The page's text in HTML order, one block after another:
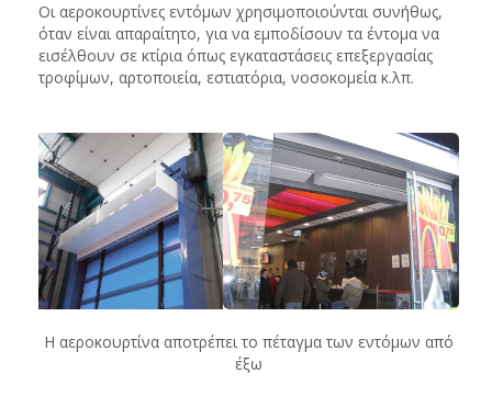
Οι αεροκουρτίνες εντόμων χρησιμοποιούνται συνήθως,
όταν είναι απαραίτητο, για να εμποδίσουν τα έντομα να
εισέλθουν σε κτίρια όπως εγκαταστάσεις επεξεργασίας
τροφίμων, αρτοποιεία, εστιατόρια, νοσοκομεία κ.λπ.
Η αεροκουρτίνα αποτρέπει το πέταγμα των εντόμων από
έξω